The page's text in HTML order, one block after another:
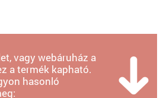
vagy webáruház a
a termék kapható.
hasonló